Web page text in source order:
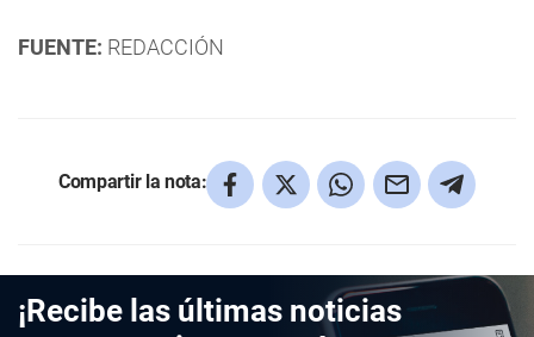
FUENTE: REDACCIÓN
Compartir la nota:
¡Recibe las últimas noticias